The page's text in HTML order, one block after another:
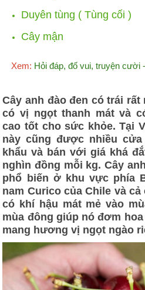
Duyên tùng ( Tùng cối )
Cây mận
Xem: Hỏi đáp, đố vui, truyện cười
Cây anh đào đen có trái
có vị ngọt thanh mát và
cao tốt cho sức khỏe. Tại
này cũng được nhiều
khẩu và bán với giá khá
nghìn đồng mỗi kg. Cây
phổ biến ở khu vực phía
nam Curico của Chile và
có khí hậu mát mẻ vào
mùa đông giúp nó đơm
mang hương vị ngọt ngào